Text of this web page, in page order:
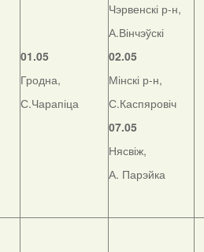
01.05
Гродна,
С.Чарапіца
Чэрвенскі р-н,
А.Вінчэўскі
02.05
Мінскі р-н,
С.Каспяровіч
07.05
Нясвіж,
А. Парэйка